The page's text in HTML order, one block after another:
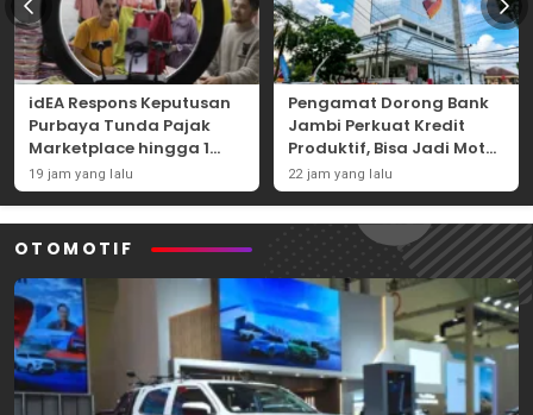
idEA Respons Keputusan
Purbaya Tunda Pajak
Marketplace hingga 1
November 2026
19 jam yang lalu
Pengamat Dorong Bank
Jambi Perkuat Kredit
Produktif, Bisa Jadi Motor
Ekonomi Daerah
22 jam yang lalu
OTOMOTIF